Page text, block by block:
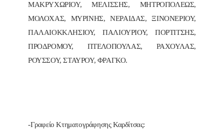
ΜΑΚΡΥΧΩΡΙΟΥ, ΜΕΛΙΣΣΗΣ, ΜΗΤΡΟΠΟΛΕΩΣ,
ΜΟΛΟΧΑΣ, ΜΥΡΙΝΗΣ, ΝΕΡΑΙΔΑΣ, ΞΙΝΟΝΕΡΙΟΥ,
ΠΑΛΑΙΟΚΚΛΗΣΙΟΥ, ΠΑΛΙΟΥΡΙΟΥ, ΠΟΡΤΙΤΣΗΣ,
ΠΡΟΔΡΟΜΟΥ, ΠΤΕΛΟΠΟΥΛΑΣ, ΡΑΧΟΥΛΑΣ,
ΡΟΥΣΣΟΥ, ΣΤΑΥΡΟΥ, ΦΡΑΓΚΟ.
-Γραφείο Κτηματογράφησης Καρδίτσας: